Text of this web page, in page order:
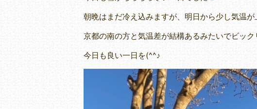
朝晩はまだ冷え込みますが、明日から少し気温
京都の南の方と気温差が結構あるみたいでビッ
今日も良い一日を(^^♪